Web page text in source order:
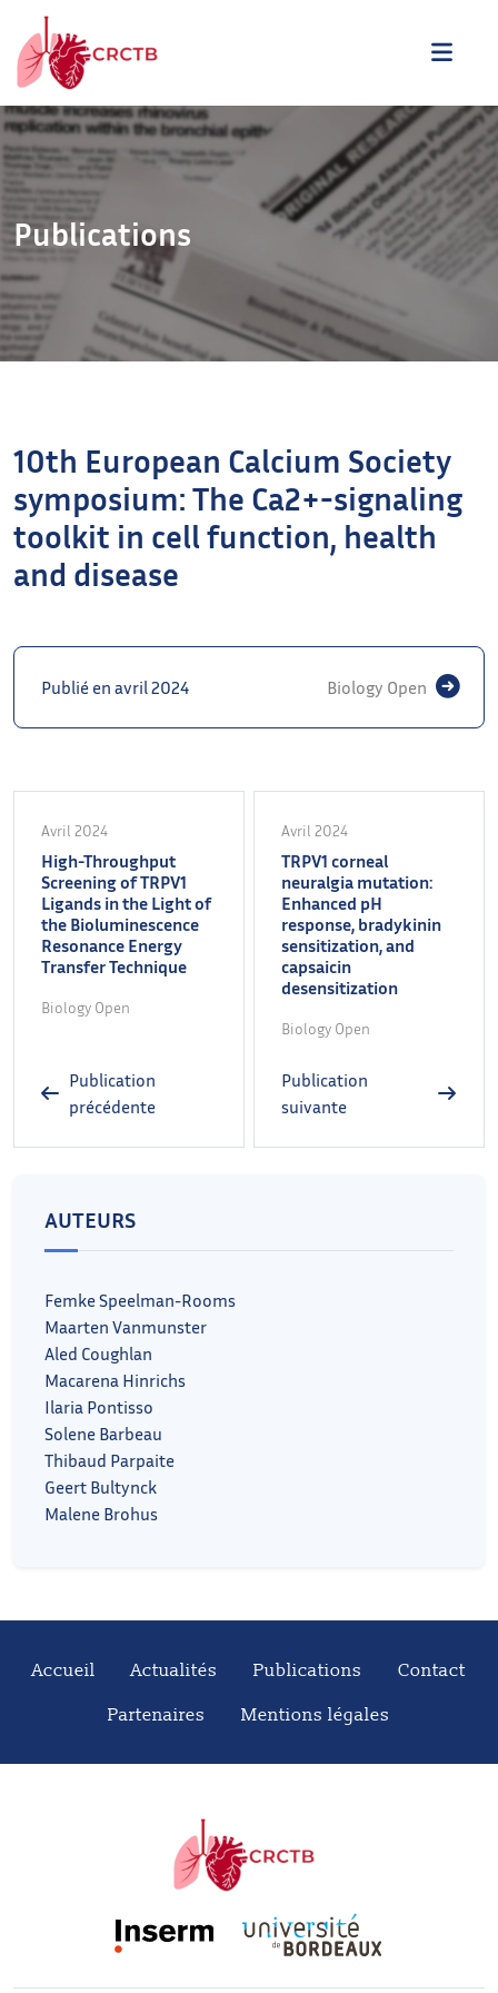
Aller au contenu
Publications
10th European Calcium Society
symposium: The Ca2+-signaling
toolkit in cell function, health
and disease
Publié en avril 2024 Biology Open
Avril 2024
High-Throughput
Screening of TRPV1
Ligands in the Light of
the Bioluminescence
Resonance Energy
Transfer Technique
Biology Open
Publication
précédente
Avril 2024
TRPV1 corneal
neuralgia mutation:
Enhanced pH
response, bradykinin
sensitization, and
capsaicin
desensitization
Biology Open
Publication
suivante
AUTEURS
Femke Speelman-Rooms
Maarten Vanmunster
Aled Coughlan
Macarena Hinrichs
Ilaria Pontisso
Solene Barbeau
Thibaud Parpaite
Geert Bultynck
Malene Brohus
Accueil Actualités Publications
Contact
Partenaires
Mentions légales